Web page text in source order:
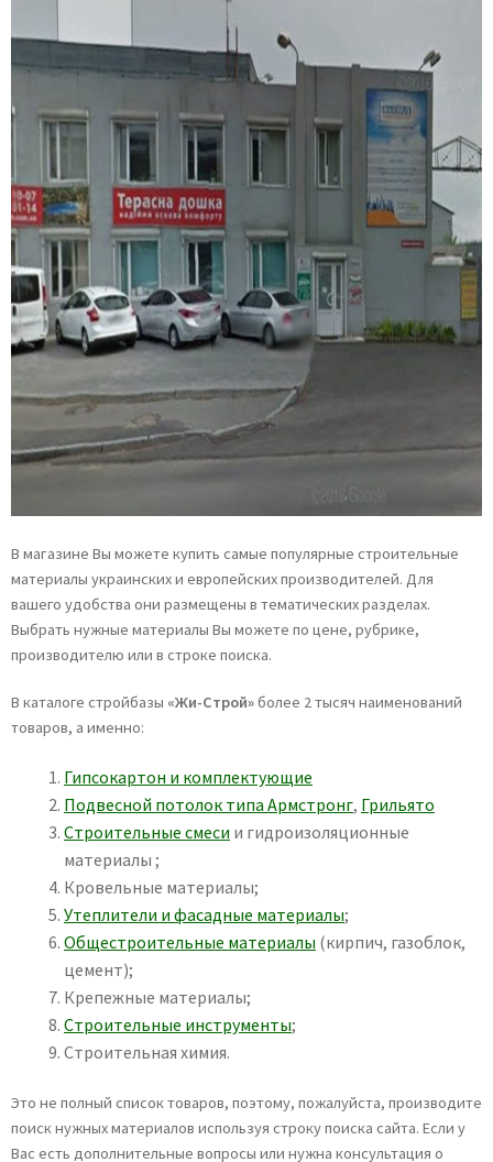
В магазине Вы можете купить самые популярные строительные
материалы украинских и европейских производителей. Для
вашего удобства они размещены в тематических разделах.
Выбрать нужные материалы Вы можете по цене, рубрике,
производителю или в строке поиска.
В каталоге стройбазы «Жи-Строй»более 2 тысяч наименований
товаров, а именно:
Гипсокартон и комплектующие
Подвесной потолок типа Армстронг, Грильято
Строительные смеси и гидроизоляционные
материалы ;
Кровельные материалы;
Утеплители и фасадные материалы;
Общестроительные материалы (кирпич, газоблок,
цемент);
Крепежные материалы;
Строительные инструменты;
Строительная химия.
Это не полный список товаров, поэтому, пожалуйста, производите
поиск нужных материалов используя строку поиска сайта. Если у
Вас есть дополнительные вопросы или нужна консультация о